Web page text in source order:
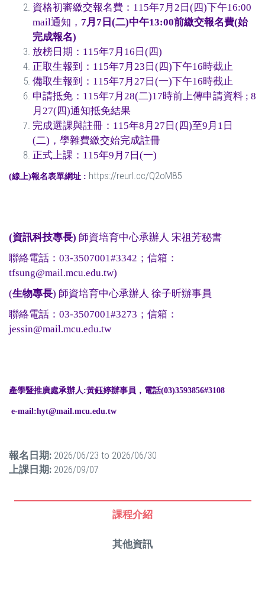
資格初審繳交報名費：115年7月2日(四)下午16:00
mail通知， 7 月 7 日 (二)中午13:00前繳交報名費(始
完成報名)
放榜日期：115年7月16日(四)
正取生報到：115年7月23日(四)下午16時截止
備取生報到：115年7月27日(一)下午16時截止
申請抵免：115年7月28(二)17時前上傳申請資料 ; 8
月27(四)通知抵免結果
完成選課與註冊：115年8月27日(四)至9月1日
(二)，學雜費繳交始完成註冊
正式上課：115年9月7日(一)
(線上)報名表單網址 : https://reurl.cc/Q2oM85
(資訊科技專長) 師資培育中心承辦人 宋祖芳秘書
聯絡電話：03-3507001#3342；信箱：
tfsung@mail.mcu.edu.tw)
(生物專長) 師資培育中心承辦人 徐子昕辦事員
聯絡電話：03-3507001#3273；信箱：
jessin@mail.mcu.edu.tw
產學暨推廣處承辦人:黃鈺婷辦事員，電話(03)3593856#3108
e-mail:hyt@mail.mcu.edu.tw
報名日期: 2026/06/23 to 2026/06/30
上課日期: 2026/09/07
課程介紹
其他資訊